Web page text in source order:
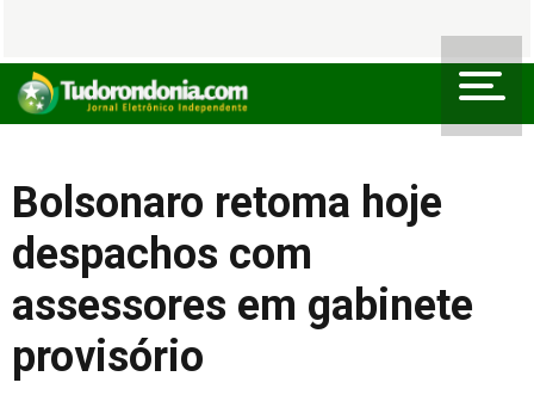
Bolsonaro retoma hoje
despachos com
assessores em gabinete
provisório